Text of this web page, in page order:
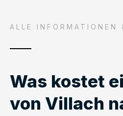
ALLE INFORMATIONEN
Was kostet
von Villach